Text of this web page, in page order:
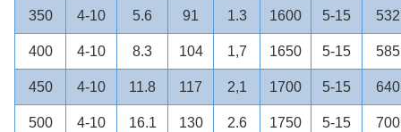
350 4-10 5.6 91 1.3 1600 5-15 532
400 4-10 8.3 104 1,7 1650 5-15 585
450 4-10 11.8 117 2,1 1700 5-15 640
500 4-10 16.1 130 2.6 1750 5-15 700